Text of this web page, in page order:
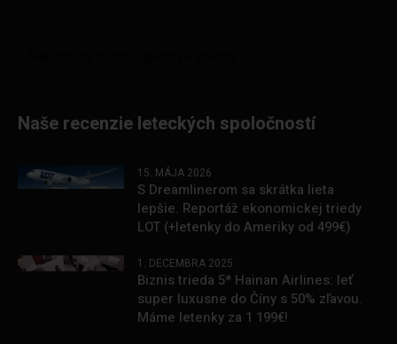
Naše recenzie leteckých spoločností
15. MÁJA 2026
S Dreamlinerom sa skrátka lieta
lepšie. Reportáž ekonomickej triedy
LOT (+letenky do Ameriky od 499€)
1. DECEMBRA 2025
Biznis trieda 5* Hainan Airlines: leť
super luxusne do Číny s 50% zľavou.
Máme letenky za 1 199€!